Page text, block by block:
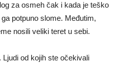
za osmeh čak i kada je teško
potpuno slome. Međutim,
nosili veliki teret u sebi.
od kojih ste očekivali